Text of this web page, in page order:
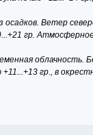
осадков. Ветер
гр.
облачность.
+11...+13 гр., в